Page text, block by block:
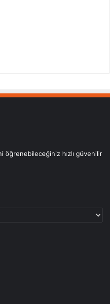
öğrenebileceğiniz hızlı güvenilir